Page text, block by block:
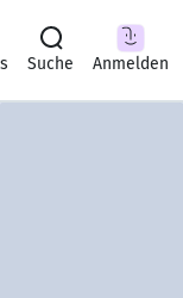
Suche Anmelden